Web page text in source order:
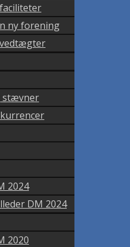
ny forening
stævner
2024
DM 2024
2020